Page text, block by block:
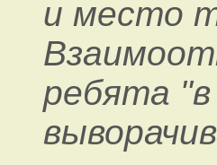
и место
ребята